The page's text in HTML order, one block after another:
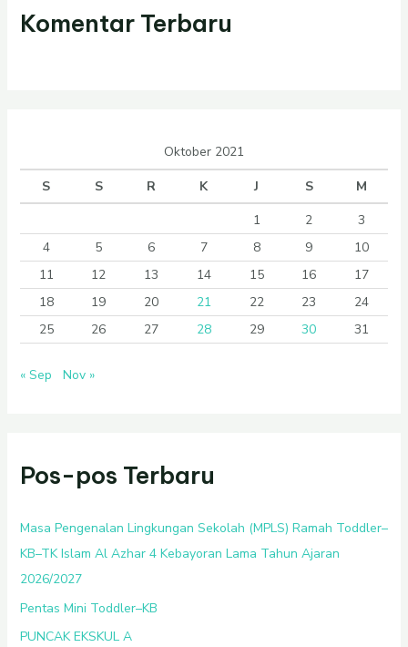
Komentar Terbaru
Oktober 2021
S
S R K J S
M
1
2
3
4
5 6 7 8 9
10
11
12 13 14 15 16
17
18
19 20 21 22 23
24
25
26 27 28 29 30 31
« Sep Nov »
Pos-pos Terbaru
Masa Pengenalan Lingkungan Sekolah (MPLS) Ramah Toddler–
KB–TK Islam Al Azhar 4 Kebayoran Lama Tahun Ajaran
2026/2027
Pentas Mini Toddler–KB
PUNCAK EKSKUL A